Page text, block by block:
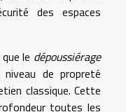
des espaces
le dépoussiérage
de propreté
classique. Cette
toutes les